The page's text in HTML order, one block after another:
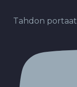
Tahdon portaat